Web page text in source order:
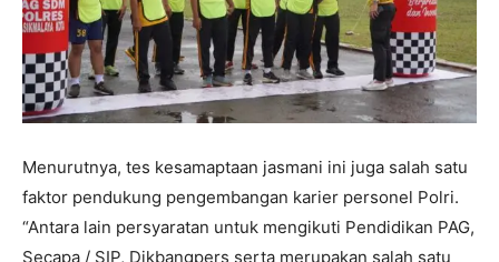
Menurutnya, tes kesamaptaan jasmani ini juga salah satu
faktor pendukung pengembangan karier personel Polri.
“Antara lain persyaratan untuk mengikuti Pendidikan PAG,
Secapa / SIP, Dikbangpers serta merupakan salah satu